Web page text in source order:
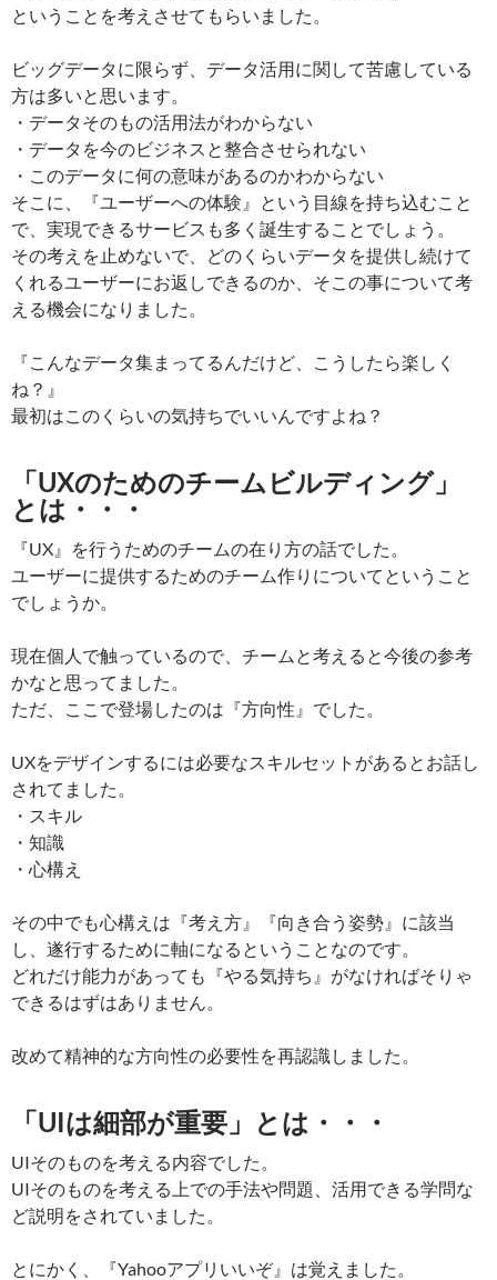
ということを考えさせてもらいました。
ビッグデータに限らず、データ活用に関して苦慮している
方は多いと思います。
・データそのもの活用法がわからない
・データを今のビジネスと整合させられない
・このデータに何の意味があるのかわからない
そこに、『ユーザーへの体験』という目線を持ち込むこと
で、実現できるサービスも多く誕生することでしょう。
その考えを止めないで、どのくらいデータを提供し続けて
くれるユーザーにお返しできるのか、そこの事について考
える機会になりました。
『こんなデータ集まってるんだけど、こうしたら楽しく
ね？』
最初はこのくらいの気持ちでいいんですよね？
「UXのためのチームビルディング」
とは・・・
『UX』を行うためのチームの在り方の話でした。
ユーザーに提供するためのチーム作りについてということ
でしょうか。
現在個人で触っているので、チームと考えると今後の参考
かなと思ってました。
ただ、ここで登場したのは『方向性』でした。
UXをデザインするには必要なスキルセットがあるとお話し
されてました。
・スキル
・知識
・心構え
その中でも心構えは『考え方』『向き合う姿勢』に該当
し、遂行するために軸になるということなのです。
どれだけ能力があっても『やる気持ち』がなければそりゃ
できるはずはありません。
改めて精神的な方向性の必要性を再認識しました。
「UIは細部が重要」とは・・・
UIそのものを考える内容でした。
UIそのものを考える上での手法や問題、活用できる学問な
ど説明をされていました。
とにかく、『Yahooアプリいいぞ』は覚えました。